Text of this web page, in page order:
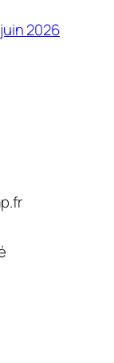
2026